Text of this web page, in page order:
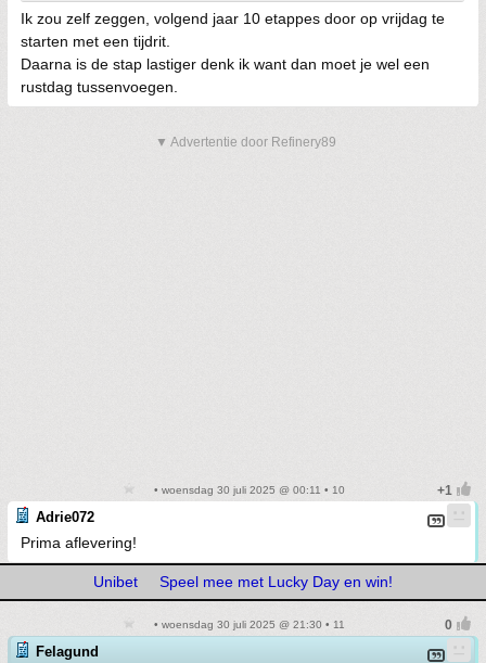
Ik zou zelf zeggen, volgend jaar 10 etappes door op vrijdag te
starten met een tijdrit.
Daarna is de stap lastiger denk ik want dan moet je wel een
rustdag tussenvoegen.
▼ Advertentie door Refinery89
• woensdag 30 juli 2025 @ 00:11 • 10
Adrie072
Prima aflevering!
Unibet Speel mee met Lucky Day en win!
• woensdag 30 juli 2025 @ 21:30 • 11
Felagund